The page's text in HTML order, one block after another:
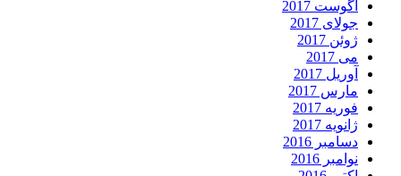
آگوست 2017
جولای 2017
ژوئن 2017
می 2017
آوریل 2017
مارس 2017
فوریه 2017
ژانویه 2017
دسامبر 2016
نوامبر 2016